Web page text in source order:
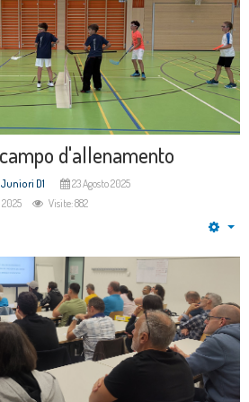
d'allenamento
D1
23 Agosto 2025
Visite: 882